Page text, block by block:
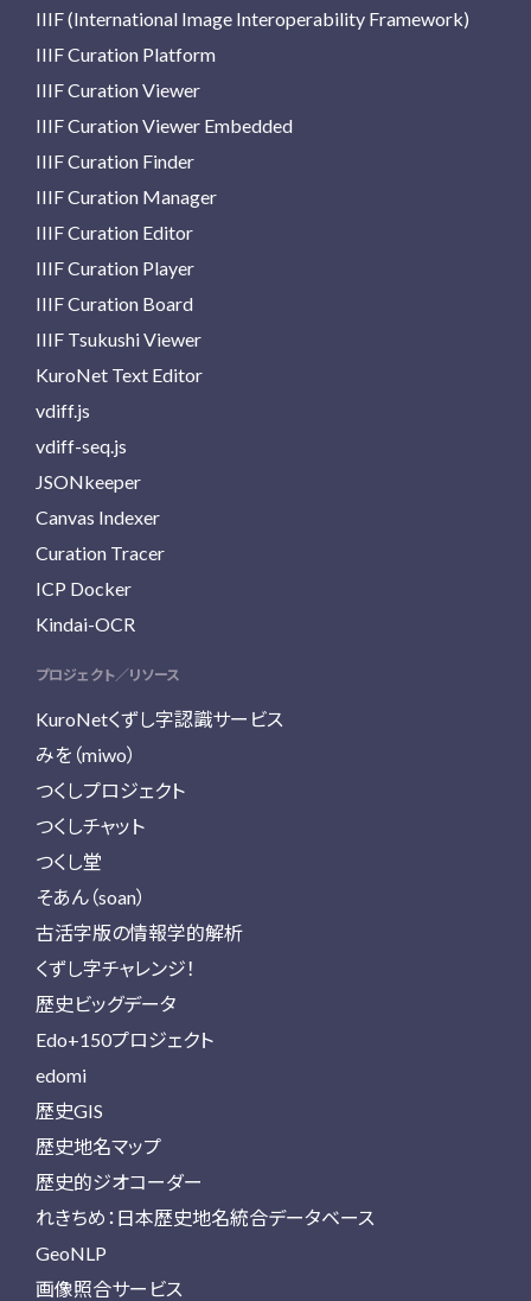
IIIF (International Image Interoperability Framework)
IIIF Curation Platform
IIIF Curation Viewer
IIIF Curation Viewer Embedded
IIIF Curation Finder
IIIF Curation Manager
IIIF Curation Editor
IIIF Curation Player
IIIF Curation Board
IIIF Tsukushi Viewer
KuroNet Text Editor
vdiff.js
vdiff-seq.js
JSONkeeper
Canvas Indexer
Curation Tracer
ICP Docker
Kindai-OCR
プロジェクト／リソース
KuroNetくずし字認識サービス
みを（miwo）
つくしプロジェクト
つくしチャット
つくし堂
そあん（soan）
古活字版の情報学的解析
くずし字チャレンジ！
歴史ビッグデータ
Edo+150プロジェクト
edomi
歴史GIS
歴史地名マップ
歴史的ジオコーダー
れきちめ：日本歴史地名統合データベース
GeoNLP
画像照合サービス